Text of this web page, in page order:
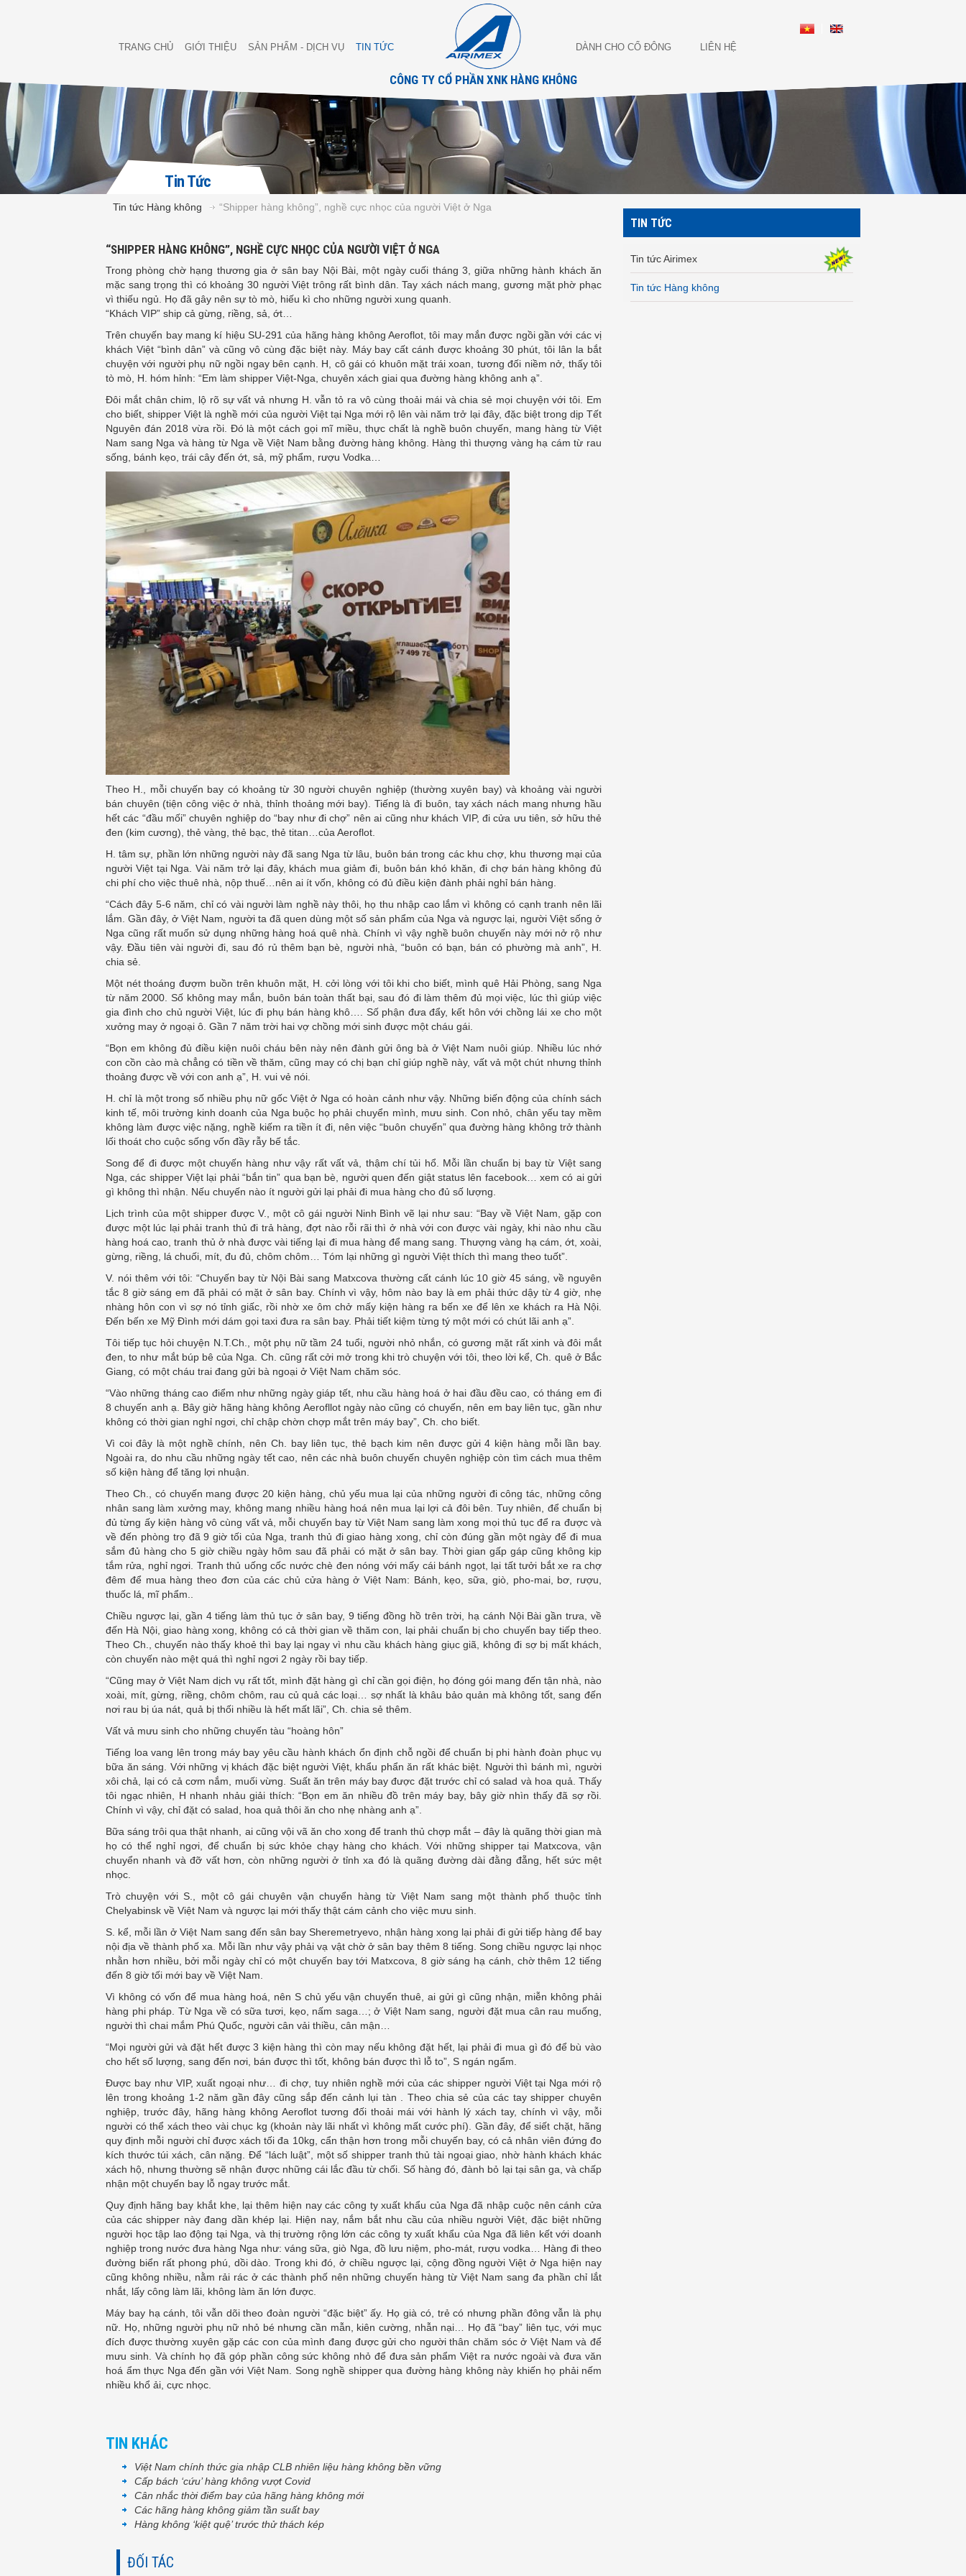
CÔNG TY CỔ PHẦN XNK HÀNG KHÔNG
TRANG CHỦ GIỚI THIỆU SẢN PHẨM - DỊCH VỤ TIN TỨC DÀNH CHO CỔ ĐÔNG LIÊN HỆ
Tin Tức
Tin tức Hàng không “Shipper hàng không”, nghề cực nhọc của người Việt ở Nga
“SHIPPER HÀNG KHÔNG”, NGHỀ CỰC NHỌC CỦA NGƯỜI VIỆT Ở NGA
Trong phòng chờ hạng thương gia ở sân bay Nội Bài, một ngày cuối tháng 3, giữa những hành khách ăn
mặc sang trọng thì có khoảng 30 người Việt trông rất bình dân. Tay xách nách mang, gương mặt phờ phạc
vì thiếu ngủ. Họ đã gây nên sự tò mò, hiếu kì cho những người xung quanh.
“Khách VIP” ship cả gừng, riềng, sả, ớt…
Trên chuyến bay mang kí hiệu SU-291 của hãng hàng không Aeroflot, tôi may mắn được ngồi gần với các vị
khách Việt “bình dân” và cũng vô cùng đặc biệt này. Máy bay cất cánh được khoảng 30 phút, tôi lân la bắt
chuyện với người phụ nữ ngồi ngay bên cạnh. H, cô gái có khuôn mặt trái xoan, tương đối niềm nở, thấy tôi
tò mò, H. hóm hỉnh: “Em làm shipper Việt-Nga, chuyên xách giai qua đường hàng không anh ạ”.
Đôi mắt chân chim, lộ rõ sự vất vả nhưng H. vẫn tỏ ra vô cùng thoải mái và chia sẻ mọi chuyện với tôi. Em
cho biết, shipper Việt là nghề mới của người Việt tại Nga mới rộ lên vài năm trở lại đây, đặc biệt trong dịp Tết
Nguyên đán 2018 vừa rồi. Đó là một cách gọi mĩ miều, thực chất là nghề buôn chuyến, mang hàng từ Việt
Nam sang Nga và hàng từ Nga về Việt Nam bằng đường hàng không. Hàng thì thượng vàng hạ cám từ rau
sống, bánh kẹo, trái cây đến ớt, sả, mỹ phẩm, rượu Vodka…
Theo H., mỗi chuyến bay có khoảng từ 30 người chuyên nghiệp (thường xuyên bay) và khoảng vài người
bán chuyên (tiện công việc ở nhà, thỉnh thoảng mới bay). Tiếng là đi buôn, tay xách nách mang nhưng hầu
hết các “đầu mối” chuyên nghiệp do “bay như đi chợ” nên ai cũng như khách VIP, đi cửa ưu tiên, sở hữu thẻ
đen (kim cương), thẻ vàng, thẻ bạc, thẻ titan…của Aeroflot.
H. tâm sự, phần lớn những người này đã sang Nga từ lâu, buôn bán trong các khu chợ, khu thương mại của
người Việt tại Nga. Vài năm trở lại đây, khách mua giảm đi, buôn bán khó khăn, đi chợ bán hàng không đủ
chi phí cho việc thuê nhà, nộp thuế…nên ai ít vốn, không có đủ điều kiện đành phải nghỉ bán hàng.
“Cách đây 5-6 năm, chỉ có vài người làm nghề này thôi, họ thu nhập cao lắm vì không có cạnh tranh nên lãi
lắm. Gần đây, ở Việt Nam, người ta đã quen dùng một số sản phẩm của Nga và ngược lại, người Việt sống ở
Nga cũng rất muốn sử dụng những hàng hoá quê nhà. Chính vì vậy nghề buôn chuyến này mới nở rộ như
vậy. Đầu tiên vài người đi, sau đó rủ thêm bạn bè, người nhà, “buôn có bạn, bán có phường mà anh”, H.
chia sẻ.
Một nét thoáng đượm buồn trên khuôn mặt, H. cởi lòng với tôi khi cho biết, mình quê Hải Phòng, sang Nga
từ năm 2000. Số không may mắn, buôn bán toàn thất bại, sau đó đi làm thêm đủ mọi việc, lúc thì giúp việc
gia đình cho chủ người Việt, lúc đi phụ bán hàng khô…. Số phận đưa đẩy, kết hôn với chồng lái xe cho một
xưởng may ở ngoại ô. Gần 7 năm trời hai vợ chồng mới sinh được một cháu gái.
“Bọn em không đủ điều kiện nuôi cháu bên này nên đành gửi ông bà ở Việt Nam nuôi giúp. Nhiều lúc nhớ
con cồn cào mà chẳng có tiền về thăm, cũng may có chị bạn chỉ giúp nghề này, vất vả một chút nhưng thỉnh
thoảng được về với con anh ạ”, H. vui vẻ nói.
H. chỉ là một trong số nhiều phụ nữ gốc Việt ở Nga có hoàn cảnh như vậy. Những biến động của chính sách
kinh tế, môi trường kinh doanh của Nga buộc họ phải chuyển mình, mưu sinh. Con nhỏ, chân yếu tay mềm
không làm được việc nặng, nghề kiếm ra tiền ít đi, nên việc “buôn chuyến” qua đường hàng không trở thành
lối thoát cho cuộc sống vốn đầy rẫy bế tắc.
Song để đi được một chuyến hàng như vậy rất vất vả, thậm chí tủi hổ. Mỗi lần chuẩn bị bay từ Việt sang
Nga, các shipper Việt lại phải “bắn tin” qua bạn bè, người quen đến giật status lên facebook… xem có ai gửi
gì không thì nhận. Nếu chuyến nào ít người gửi lại phải đi mua hàng cho đủ số lượng.
Lịch trình của một shipper được V., một cô gái người Ninh Bình vẽ lại như sau: “Bay về Việt Nam, gặp con
được một lúc lại phải tranh thủ đi trả hàng, đợt nào rỗi rãi thì ở nhà với con được vài ngày, khi nào nhu cầu
hàng hoá cao, tranh thủ ở nhà được vài tiếng lại đi mua hàng để mang sang. Thượng vàng hạ cám, ớt, xoài,
gừng, riềng, lá chuối, mít, đu đủ, chôm chôm… Tóm lại những gì người Việt thích thì mang theo tuốt”.
V. nói thêm với tôi: “Chuyến bay từ Nội Bài sang Matxcova thường cất cánh lúc 10 giờ 45 sáng, về nguyên
tắc 8 giờ sáng em đã phải có mặt ở sân bay. Chính vì vậy, hôm nào bay là em phải thức dậy từ 4 giờ, nhẹ
nhàng hôn con vì sợ nó tỉnh giấc, rồi nhờ xe ôm chở mấy kiện hàng ra bến xe để lên xe khách ra Hà Nội.
Đến bến xe Mỹ Đình mới dám gọi taxi đưa ra sân bay. Phải tiết kiệm từng tý một mới có chút lãi anh ạ”.
Tôi tiếp tục hỏi chuyện N.T.Ch., một phụ nữ tầm 24 tuổi, người nhỏ nhắn, có gương mặt rất xinh và đôi mắt
đen, to như mắt búp bê của Nga. Ch. cũng rất cởi mở trong khi trò chuyện với tôi, theo lời kể, Ch. quê ở Bắc
Giang, có một cháu trai đang gửi bà ngoại ở Việt Nam chăm sóc.
“Vào những tháng cao điểm như những ngày giáp tết, nhu cầu hàng hoá ở hai đầu đều cao, có tháng em đi
8 chuyến anh ạ. Bây giờ hãng hàng không Aerofllot ngày nào cũng có chuyến, nên em bay liên tục, gần như
không có thời gian nghỉ ngơi, chỉ chập chờn chợp mắt trên máy bay”, Ch. cho biết.
Vì coi đây là một nghề chính, nên Ch. bay liên tục, thẻ bạch kim nên được gửi 4 kiện hàng mỗi lần bay.
Ngoài ra, do nhu cầu những ngày tết cao, nên các nhà buôn chuyến chuyên nghiệp còn tìm cách mua thêm
số kiện hàng để tăng lợi nhuận.
Theo Ch., có chuyến mang được 20 kiện hàng, chủ yếu mua lại của những người đi công tác, những công
nhân sang làm xưởng may, không mang nhiều hàng hoá nên mua lại lợi cả đôi bên. Tuy nhiên, để chuẩn bị
đủ từng ấy kiện hàng vô cùng vất vả, mỗi chuyến bay từ Việt Nam sang làm xong mọi thủ tục để ra được và
về đến phòng trọ đã 9 giờ tối của Nga, tranh thủ đi giao hàng xong, chỉ còn đúng gần một ngày để đi mua
sắm đủ hàng cho 5 giờ chiều ngày hôm sau đã phải có mặt ở sân bay. Thời gian gấp gáp cũng không kịp
tắm rửa, nghỉ ngơi. Tranh thủ uống cốc nước chè đen nóng với mấy cái bánh ngọt, lại tất tưởi bắt xe ra chợ
đêm để mua hàng theo đơn của các chủ cửa hàng ở Việt Nam: Bánh, kẹo, sữa, giò, pho-mai, bơ, rượu,
thuốc lá, mĩ phẩm..
Chiều ngược lại, gần 4 tiếng làm thủ tục ở sân bay, 9 tiếng đồng hồ trên trời, hạ cánh Nội Bài gần trưa, về
đến Hà Nội, giao hàng xong, không có cả thời gian về thăm con, lại phải chuẩn bị cho chuyến bay tiếp theo.
Theo Ch., chuyến nào thấy khoẻ thì bay lại ngay vì nhu cầu khách hàng giục giã, không đi sợ bị mất khách,
còn chuyến nào mệt quá thì nghỉ ngơi 2 ngày rồi bay tiếp.
“Cũng may ở Việt Nam dịch vụ rất tốt, mình đặt hàng gì chỉ cần gọi điện, họ đóng gói mang đến tận nhà, nào
xoài, mít, gừng, riềng, chôm chôm, rau củ quả các loại… sợ nhất là khâu bảo quản mà không tốt, sang đến
nơi rau bị úa nát, quả bị thối nhiều là hết mất lãi”, Ch. chia sẻ thêm.
Vất vả mưu sinh cho những chuyến tàu “hoàng hôn”
Tiếng loa vang lên trong máy bay yêu cầu hành khách ổn định chỗ ngồi để chuẩn bị phi hành đoàn phục vụ
bữa ăn sáng. Với những vị khách đặc biệt người Việt, khẩu phẩn ăn rất khác biệt. Người thì bánh mì, người
xôi chả, lại có cả cơm nắm, muối vừng. Suất ăn trên máy bay được đặt trước chỉ có salad và hoa quả. Thấy
tôi ngạc nhiên, H nhanh nhảu giải thích: “Bọn em ăn nhiều đồ trên máy bay, bây giờ nhìn thấy đã sợ rồi.
Chính vì vậy, chỉ đặt có salad, hoa quả thôi ăn cho nhẹ nhàng anh ạ”.
Bữa sáng trôi qua thật nhanh, ai cũng vội vã ăn cho xong để tranh thủ chợp mắt – đây là quãng thời gian mà
họ có thể nghỉ ngơi, để chuẩn bị sức khỏe chạy hàng cho khách. Với những shipper tại Matxcova, vận
chuyển nhanh và đỡ vất hơn, còn những người ở tỉnh xa đó là quãng đường dài đằng đẵng, hết sức mệt
nhọc.
Trò chuyện với S., một cô gái chuyên vận chuyển hàng từ Việt Nam sang một thành phố thuộc tỉnh
Chelyabinsk về Việt Nam và ngược lại mới thấy thật cám cảnh cho việc mưu sinh.
S. kể, mỗi lần ở Việt Nam sang đến sân bay Sheremetryevo, nhận hàng xong lại phải đi gửi tiếp hàng để bay
nội địa về thành phố xa. Mỗi lần như vậy phải vạ vật chờ ở sân bay thêm 8 tiếng. Song chiều ngược lại nhọc
nhằn hơn nhiều, bởi mỗi ngày chỉ có một chuyến bay tới Matxcova, 8 giờ sáng hạ cánh, chờ thêm 12 tiếng
đến 8 giờ tối mới bay về Việt Nam.
Vì không có vốn để mua hàng hoá, nên S chủ yếu vận chuyển thuê, ai gửi gì cũng nhận, miễn không phải
hàng phi pháp. Từ Nga về có sữa tươi, kẹo, nấm saga…; ở Việt Nam sang, người đặt mua cân rau muống,
người thì chai mắm Phú Quốc, người cân vải thiều, cân mận…
“Mọi người gửi và đặt hết được 3 kiện hàng thì còn may nếu không đặt hết, lại phải đi mua gì đó để bù vào
cho hết số lượng, sang đến nơi, bán được thì tốt, không bán được thì lỗ to”, S ngán ngẩm.
Được bay như VIP, xuất ngoại như… đi chợ, tuy nhiên nghề mới của các shipper người Việt tại Nga mới rộ
lên trong khoảng 1-2 năm gần đây cũng sắp đến cảnh lụi tàn . Theo chia sẻ của các tay shipper chuyên
nghiệp, trước đây, hãng hàng không Aeroflot tương đối thoải mái với hành lý xách tay, chính vì vậy, mỗi
người có thể xách theo vài chục kg (khoản này lãi nhất vì không mất cước phí). Gần đây, để siết chặt, hãng
quy định mỗi người chỉ được xách tối đa 10kg, cẩn thận hơn trong mỗi chuyến bay, có cả nhân viên đứng đo
kích thước túi xách, cân nặng. Để “lách luật”, một số shipper tranh thủ tài ngoại giao, nhờ hành khách khác
xách hộ, nhưng thường sẽ nhận được những cái lắc đầu từ chối. Số hàng đó, đành bỏ lại tại sân ga, và chấp
nhận một chuyến bay lỗ ngay trước mắt.
Quy định hãng bay khắt khe, lại thêm hiện nay các công ty xuất khẩu của Nga đã nhập cuộc nên cánh cửa
của các shipper này đang dần khép lại. Hiện nay, nắm bắt nhu cầu của nhiều người Việt, đặc biệt những
người học tập lao động tại Nga, và thị trường rộng lớn các công ty xuất khẩu của Nga đã liên kết với doanh
nghiệp trong nước đưa hàng Nga như: váng sữa, giò Nga, đồ lưu niệm, pho-mát, rượu vodka… Hàng đi theo
đường biển rất phong phú, dồi dào. Trong khi đó, ở chiều ngược lại, cộng đồng người Việt ở Nga hiện nay
cũng không nhiều, nằm rải rác ở các thành phố nên những chuyến hàng từ Việt Nam sang đa phần chỉ lắt
nhắt, lấy công làm lãi, không làm ăn lớn được.
Máy bay hạ cánh, tôi vẫn dõi theo đoàn người “đặc biệt” ấy. Họ già có, trẻ có nhưng phần đông vẫn là phụ
nữ. Họ, những người phụ nữ nhỏ bé nhưng cần mẫn, kiên cường, nhẫn nại… Họ đã “bay” liên tục, với mục
đích được thường xuyên gặp các con của mình đang được gửi cho người thân chăm sóc ở Việt Nam và để
mưu sinh. Và chính họ đã góp phần công sức không nhỏ để đưa sản phẩm Việt ra nước ngoài và đưa văn
hoá ẩm thực Nga đến gần với Việt Nam. Song nghề shipper qua đường hàng không này khiến họ phải nếm
nhiều khổ ải, cực nhọc.
TIN KHÁC
Việt Nam chính thức gia nhập CLB nhiên liệu hàng không bền vững
Cấp bách ‘cứu’ hàng không vượt Covid
Cân nhắc thời điểm bay của hãng hàng không mới
Các hãng hàng không giảm tần suất bay
Hàng không ‘kiệt quệ’ trước thử thách kép
TIN TỨC
Tin tức Airimex
Tin tức Hàng không
ĐỐI TÁC